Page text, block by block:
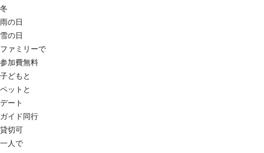
冬
雨の日
雪の日
ファミリーで
参加費無料
子どもと
ペットと
デート
ガイド同行
貸切可
一人で